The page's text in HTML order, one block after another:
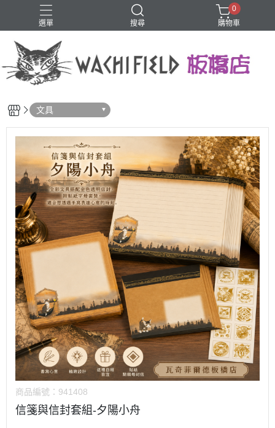
選單 搜尋
鑰匙圈
0
購物車
文具
商品編號： 941408
信箋與信封套組-夕陽小舟